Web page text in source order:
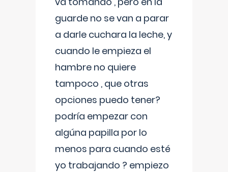
guarde no se van a parar
a darle cuchara la leche, y
cuando le empieza el
hambre no quiere
tampoco , que otras
opciones puedo tener?
podría empezar con
algúna papilla por lo
menos para cuando esté
yo trabajando ? empiezo